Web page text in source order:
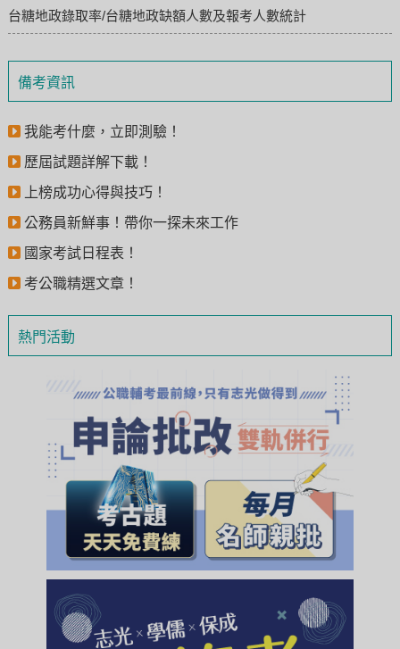
備考資訊
我能考什麼，立即測驗！
歷屆試題詳解下載！
上榜成功心得與技巧！
公務員新鮮事！帶你一探未來工作
國家考試日程表！
考公職精選文章！
熱門活動
台糖地政錄取率/台糖地政缺額人數及報考人數統計